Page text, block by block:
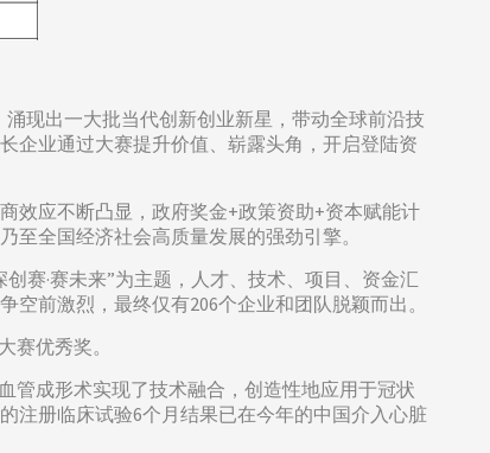
现出一大批当代创新创业新星，带动全球前沿技
企业通过大赛提升价值、崭露头角，开启登陆资
效应不断凸显，政府奖金+政策资助+资本赋能计
全国经济社会高质量发展的强劲引擎。
赛·赛未来”为主题，人才、技术、项目、资金汇
前激烈，最终仅有206个企业和团队脱颖而出。
赛优秀奖。
管成形术实现了技术融合，创造性地应用于冠状
注册临床试验6个月结果已在今年的中国介入心脏